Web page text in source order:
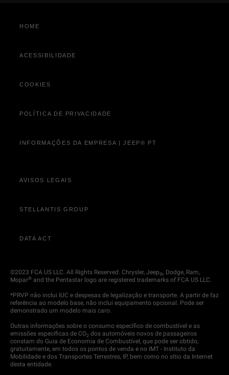
HOME
ACESSIBILIDADE
COOKIES
POLÍTICA DE PRIVACIDADE
INFORMAÇÕES DA EMPRESA | JEEP® PT
AVISOS LEGAIS
STELLANTIS GROUP
DATA ACT
©2023 FCA US LLC. All Rights Reserved. Chrysler, Jeep®, Dodge, Ram,
Mopar® and the Pentastar logo are registered trademarks of FCA US LLC.
*PRVP não inclui IUC e despesas de legalização e transporte. A partir de faz
referência ao modelo base, não inclui equipamento opcional. Pode ser
demonstrado um modelo mais caro.
Outras informações sobre o consumo específico de combustível e as
emissões específicas de CO2 dos automóveis novos de passageiros
constam do Guia de Economia de Combustível, que pode ser obtido,
gratuitamente, em todos os pontos de venda e no IMT - Instituto da
Mobilidade e dos Transportes Terrestres, IP, bem como no sítio da Internet
desta entidade.